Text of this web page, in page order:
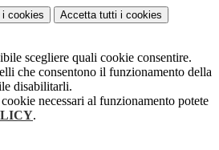
i cookies Accetta tutti i cookies
scegliere quali cookie consentire.
che consentono il funzionamento della
disabilitarli.
necessari al funzionamento potete
.